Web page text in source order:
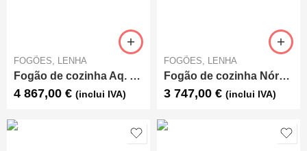
FOGÕES, LENHA
Fogão de cozinha Aq. Central Lenha Nordica Termorosa XXL
4 867,00 € (inclui IVA)
FOGÕES, LENHA
Fogão de cozinha Nórdica – Rosa L
3 747,00 € (inclui IVA)